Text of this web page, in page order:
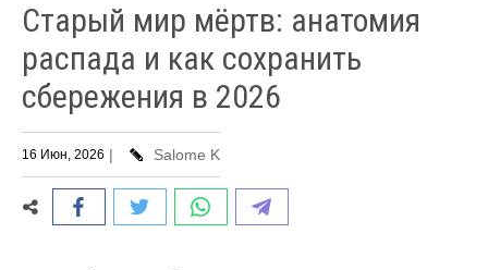
Старый мир мёртв: анатомия
распада и как сохранить
сбережения в 2026
16 Июн, 2026 | Salome K